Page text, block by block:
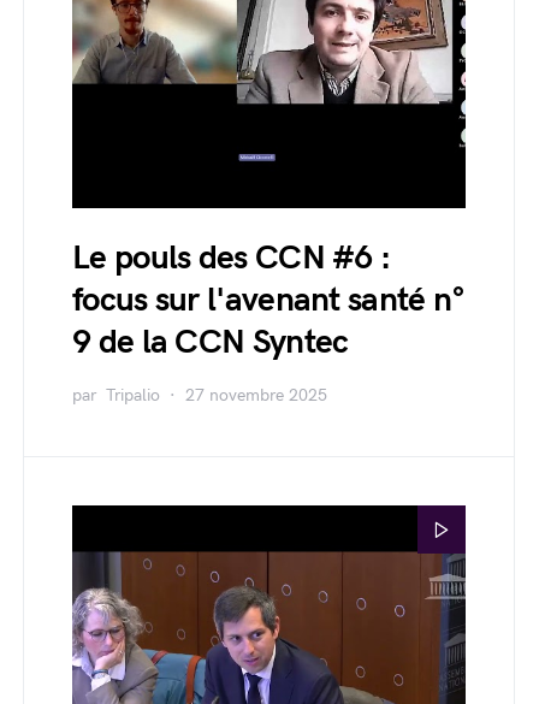
Le pouls des CCN #6 :
focus sur l'avenant santé n°
9 de la CCN Syntec
par Tripalio 27 novembre 2025